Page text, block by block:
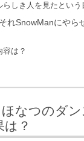
らしき人を見たという
れSnowManにやら
は？
なつのダン
？